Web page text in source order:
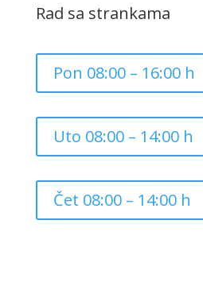
Rad sa strankama
Pon 08:00 – 16:00 h
Uto 08:00 – 14:00 h
Čet 08:00 – 14:00 h